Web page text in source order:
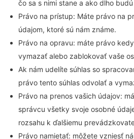
čo sa s nimi stane a ako dlho
Právo na prístup: Máte právo na
údajom, ktoré sú nám známe.
Právo na opravu: máte právo
vymazať alebo zablokovať vaše
Ak nám udelíte súhlas so
právo tento súhlas odvolať a
Právo na prenos vašich údajov:
správcu všetky svoje osobné
rozsahu k ďalšiemu
Právo namietať: môžete vzniesť